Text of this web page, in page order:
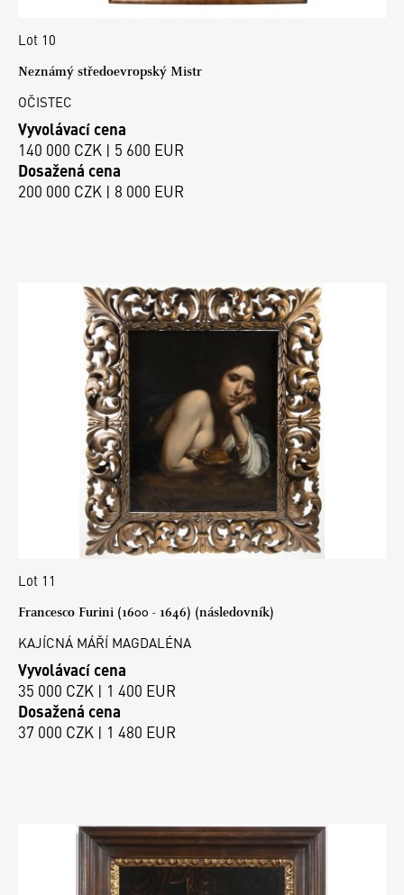
Lot 10
Neznámý středoevropský Mistr
OČISTEC
Vyvolávací cena
140 000 CZK | 5 600 EUR
Dosažená cena
200 000 CZK | 8 000 EUR
Lot 11
Francesco Furini (1600 - 1646) (následovník)
KAJÍCNÁ MÁŘÍ MAGDALÉNA
Vyvolávací cena
35 000 CZK | 1 400 EUR
Dosažená cena
37 000 CZK | 1 480 EUR